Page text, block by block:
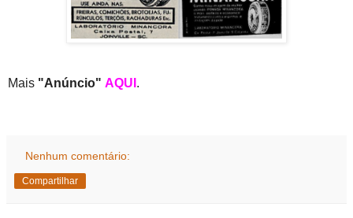
Mais "Anúncio" AQUI .
Nenhum comentário:
Compartilhar